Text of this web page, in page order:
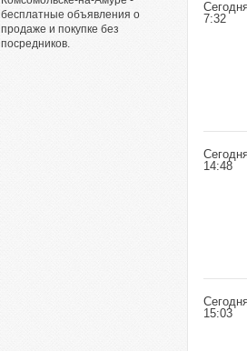
бесплатные объявления о
продаже и покупке без
посредников.
7:32
14:48
15:03